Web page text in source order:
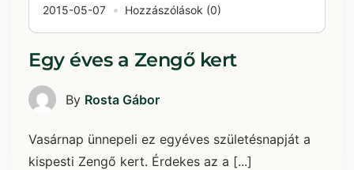
2015-05-07 Hozzászólások (0)
Egy éves a Zengő kert
By Rosta Gábor
Vasárnap ünnepeli ez egyéves születésnapját a
kispesti Zengő kert. Érdekes az a [...]